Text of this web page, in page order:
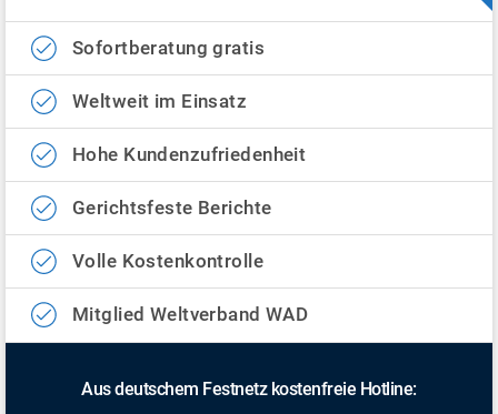
Sofortberatung gratis
Weltweit im Einsatz
Hohe Kundenzufriedenheit
Gerichtsfeste Berichte
Volle Kostenkontrolle
Mitglied Weltverband WAD
Aus deutschem Festnetz kostenfreie Hotline: